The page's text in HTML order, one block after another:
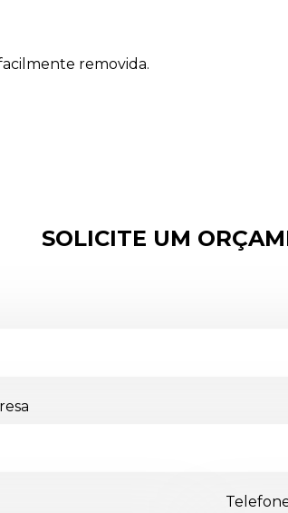
removida.
SOLICITE UM